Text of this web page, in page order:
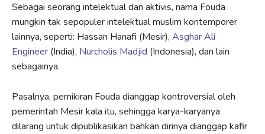
Sebagai seorang intelektual dan aktivis, nama Fouda
mungkin tak sepopuler intelektual muslim kontemporer
lainnya, seperti: Hassan Hanafi (Mesir), Asghar Ali
Engineer (India), Nurcholis Madjid (Indonesia), dan lain
sebagainya.
Pasalnya, pemikiran Fouda dianggap kontroversial oleh
pemerintah Mesir kala itu, sehingga karya-karyanya
dilarang untuk dipublikasikan bahkan dirinya dianggap kafir